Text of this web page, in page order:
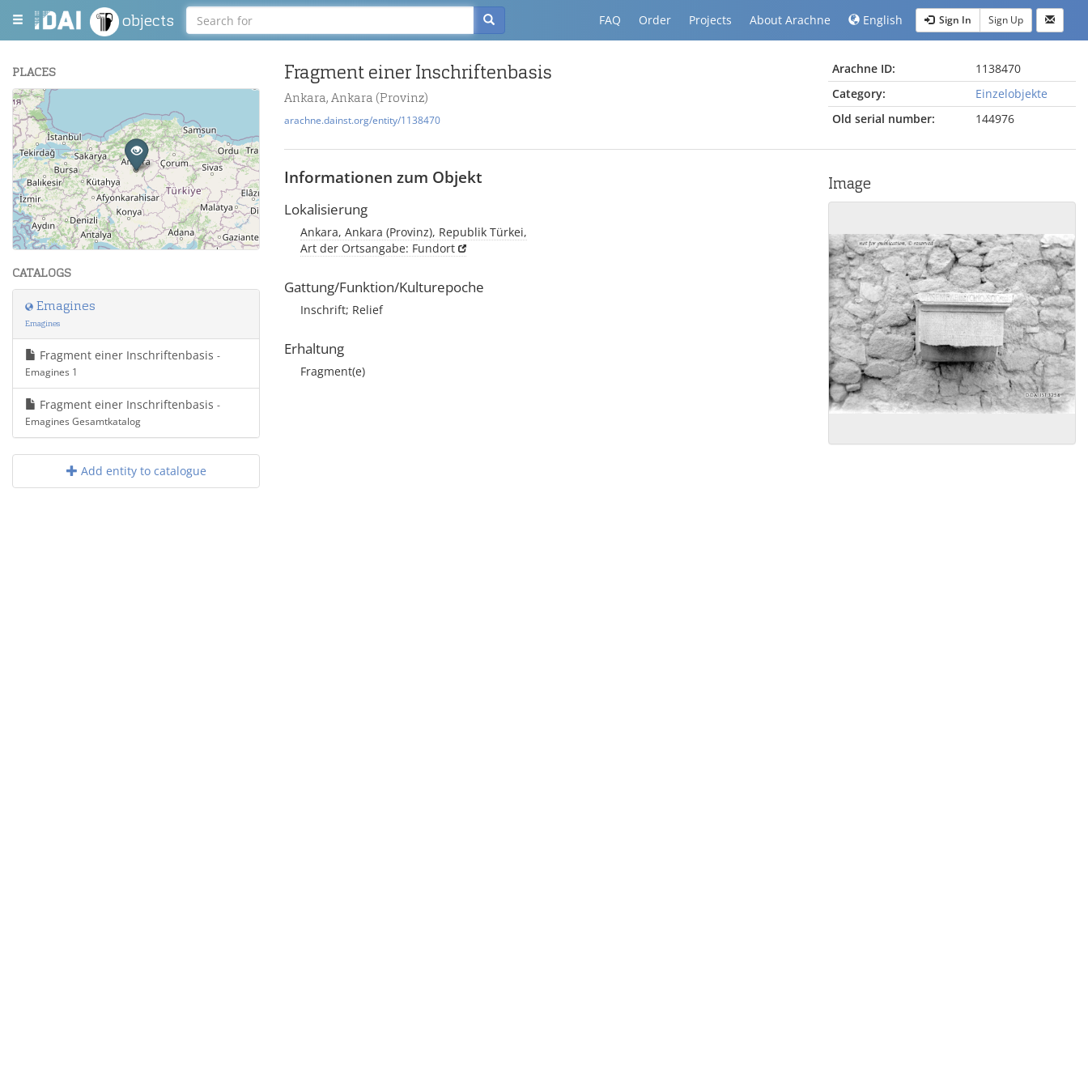
objects FAQ Order Projects About Arachne English Sign In Sign Up
PLACES
+
−
Leaflet| Maps and Data ©OpenStreetMap.
CATALOGS
Emagines
Emagines
Fragment einer Inschriftenbasis -
Emagines 1
Fragment einer Inschriftenbasis -
Emagines Gesamtkatalog
Add entity to catalogue
Fragment einer Inschriftenbasis
Ankara, Ankara (Provinz)
arachne.dainst.org/entity/1138470
Arachne ID:
1138470
Category:
Einzelobjekte
Old serial number:
144976
Informationen zum Objekt
Lokalisierung
Ankara, Ankara (Provinz), Republik Türkei,
Art der Ortsangabe: Fundort
Gattung/Funktion/Kulturepoche
Inschrift; Relief
Erhaltung
Fragment(e)
Image